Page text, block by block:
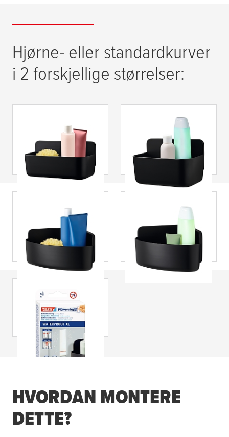
Hjørne- eller standardkurver
i 2 forskjellige størrelser:
® Lavaa
Dusjkurv M,
selvklebende,
mattsvart plast i
høy kvalitet
® Lavaa
Dusjkurv S,
selvklebende,
mattsvart plast i
høy kvalitet
® Lavaa
Hjørnedusjkurv M,
selvklebende,
mattsvart plast i
høy kvalitet
Hjørnedusjkurv S,
selvklebende,
mattsvart plast i
høy kvalitet
tesa® Waterproof
Strips Xtra Large
HVORDAN MONTERE
DETTE?